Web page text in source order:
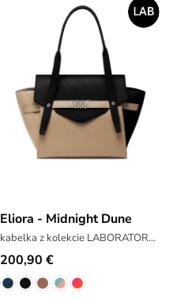
Eliora - Midnight Dune
kabelka z kolekcie LABORATORY x ANTONIN SIMON
200,90 €